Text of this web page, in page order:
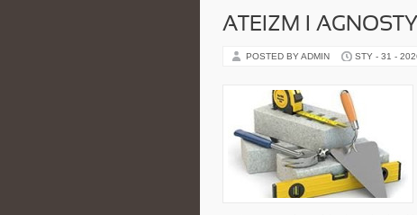
ATEIZM I
POSTED BY ADMIN STY - 31 -